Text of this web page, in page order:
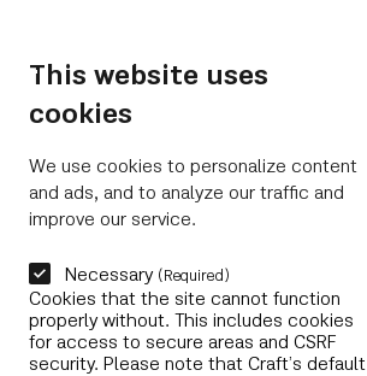
This website uses
cookies
We use cookies to personalize content
and ads, and to analyze our traffic and
improve our service.
Necessary (Required)
Cookies that the site cannot function
properly without. This includes cookies
for access to secure areas and CSRF
security. Please note that Craft’s default
Closer to Memling